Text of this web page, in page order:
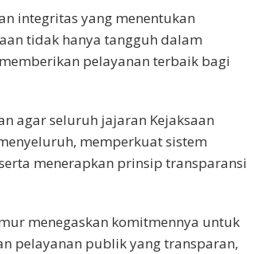
integritas yang menentukan
tidak hanya tangguh dalam
pelayanan terbaik bagi
agar seluruh jajaran Kejaksaan
memperkuat sistem
menerapkan prinsip transparansi
menegaskan komitmennya untuk
pelayanan publik yang transparan,